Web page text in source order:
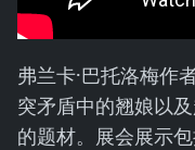
弗兰卡·巴托洛梅作
突矛盾中的翘娘以
的题材。展会展示